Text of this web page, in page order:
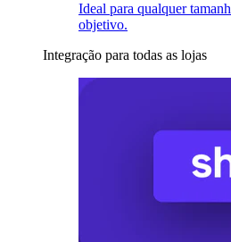
Ideal para qualquer
objetivo.
Integração para todas as lojas